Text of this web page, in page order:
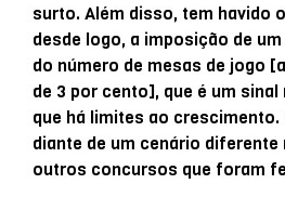
surto. Além disso, tem havido
desde logo, a imposição de
do número de mesas de jogo
de 3 por cento], que é um
que há limites ao
diante de um cenário
outros concursos que foram